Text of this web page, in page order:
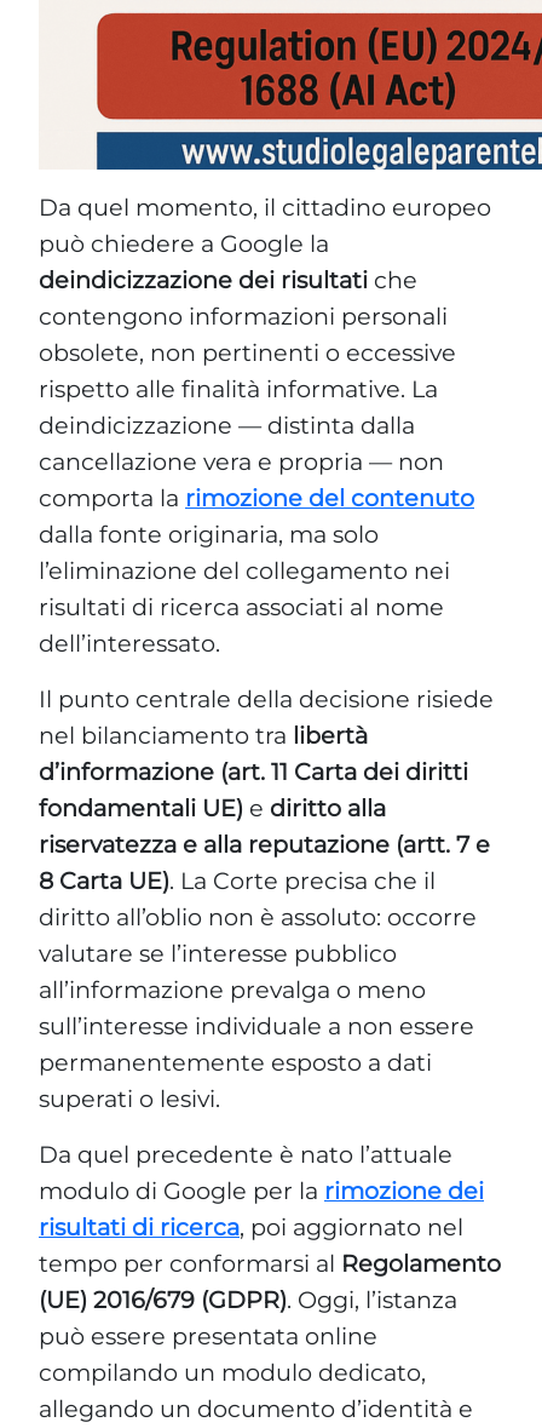
Da quel momento, il cittadino europeo
può chiedere a Google la
deindicizzazione dei risultati che
contengono informazioni personali
obsolete, non pertinenti o eccessive
rispetto alle finalità informative. La
deindicizzazione — distinta dalla
cancellazione vera e propria — non
comporta la rimozione del contenuto
dalla fonte originaria, ma solo
l’eliminazione del collegamento nei
risultati di ricerca associati al nome
dell’interessato.
Il punto centrale della decisione risiede
nel bilanciamento tra libertà
d’informazione (art. 11 Carta dei diritti
fondamentali UE) e diritto alla
riservatezza e alla reputazione (artt. 7 e
8 Carta UE). La Corte precisa che il
diritto all’oblio non è assoluto: occorre
valutare se l’interesse pubblico
all’informazione prevalga o meno
sull’interesse individuale a non essere
permanentemente esposto a dati
superati o lesivi.
Da quel precedente è nato l’attuale
modulo di Google per la rimozione dei
risultati di ricerca, poi aggiornato nel
tempo per conformarsi al Regolamento
(UE) 2016/679 (GDPR). Oggi, l’istanza
può essere presentata online
compilando un modulo dedicato,
allegando un documento d’identità e